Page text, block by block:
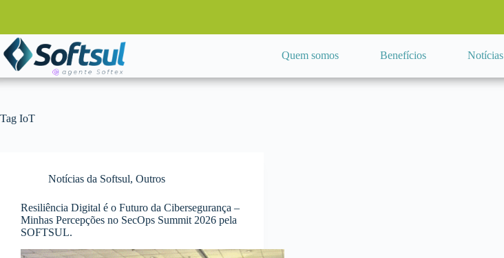
conteúdo
Quem somos
Benefícios Notícias
Tag IoT
Notícias da Softsul, Outros
Resiliência Digital é o Futuro da Cibersegurança –
Minhas Percepções no SecOps Summit 2026 pela
SOFTSUL.